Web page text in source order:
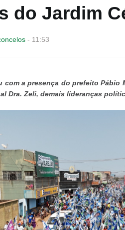
do Jardim
- 11:53
com a presença do prefeito Pábio
Dra. Zeli, demais lideranças